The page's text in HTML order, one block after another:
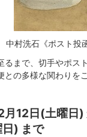
中村洗石《ポスト投
るまで、切手やポス
との多様な関わりを
12日(土曜日
) まで